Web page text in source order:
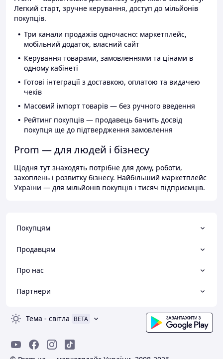
Легкий старт, зручне керування, доступ до мільйонів
покупців.
Три канали продажів одночасно: маркетплейс,
мобільний додаток, власний сайт
Керування товарами, замовленнями та цінами в
одному кабінеті
Готові інтеграції з доставкою, оплатою та видачею
чеків
Масовий імпорт товарів — без ручного введення
Рейтинг покупців — продавець бачить досвід
покупця ще до підтвердження замовлення
Prom — для людей і бізнесу
Щодня тут знаходять потрібне для дому, роботи,
захоплень і розвитку бізнесу. Найбільший маркетплейс
України — для мільйонів покупців і тисяч підприємців.
Покупцям
Продавцям
Про нас
Партнери
Тема - світла BETA